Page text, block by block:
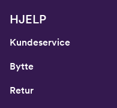
HJELP
Kundeservice
Bytte
Retur